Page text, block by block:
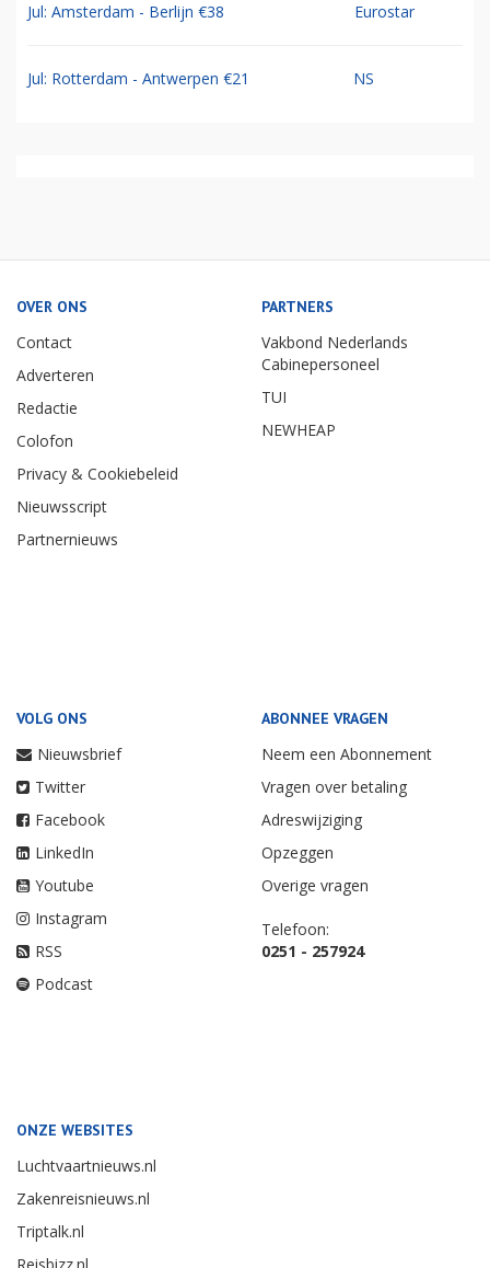
Jul: Amsterdam - Berlijn €38 Eurostar
Jul: Rotterdam - Antwerpen €21 NS
OVER ONS
Contact
Adverteren
Redactie
Colofon
Privacy & Cookiebeleid
Nieuwsscript
Partnernieuws
PARTNERS
Vakbond Nederlands
Cabinepersoneel
TUI
NEWHEAP
VOLG ONS
Nieuwsbrief
Twitter
Facebook
LinkedIn
Youtube
Instagram
RSS
Podcast
ABONNEE VRAGEN
Neem een Abonnement
Vragen over betaling
Adreswijziging
Opzeggen
Overige vragen
Telefoon:
0251 - 257924
ONZE WEBSITES
Luchtvaartnieuws.nl
Zakenreisnieuws.nl
Triptalk.nl